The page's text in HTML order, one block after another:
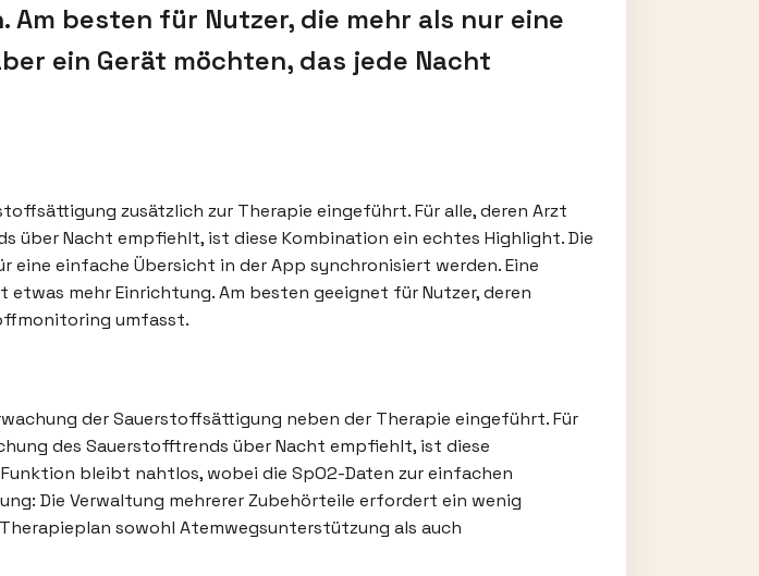
besten für Nutzer, die mehr als nur eine
ein Gerät möchten, das jede Nacht
zusätzlich zur Therapie eingeführt. Für alle, deren Arzt
über Nacht empfiehlt, ist diese Kombination ein echtes Highlight. Die
einfache Übersicht in der App synchronisiert werden. Eine
mehr Einrichtung. Am besten geeignet für Nutzer, deren
umfasst.
der Sauerstoffsättigung neben der Therapie eingeführt. Für
des Sauerstofftrends über Nacht empfiehlt, ist diese
bleibt nahtlos, wobei die SpO2-Daten zur einfachen
Die Verwaltung mehrerer Zubehörteile erfordert ein wenig
sowohl Atemwegsunterstützung als auch